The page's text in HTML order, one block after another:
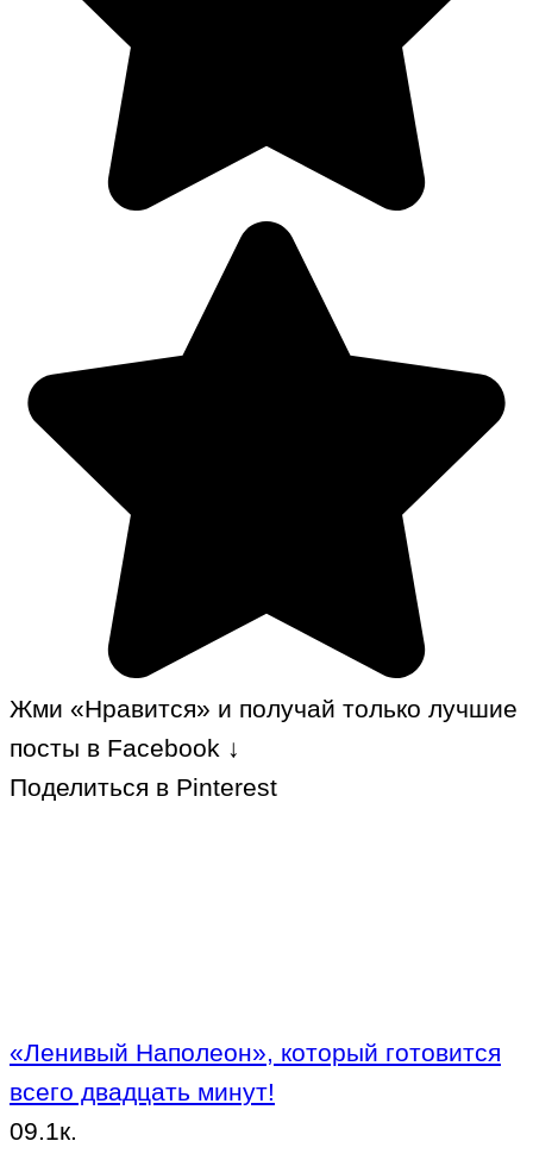
Жми «Нравится» и получай только лучшие
посты в Facebook ↓
Поделиться в Pinterest
«Ленивый Наполеон», который готовится
всего двадцать минут!
09.1к.